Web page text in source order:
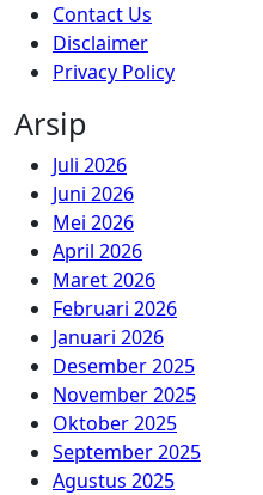
Contact Us
Disclaimer
Privacy Policy
Arsip
Juli 2026
Juni 2026
Mei 2026
April 2026
Maret 2026
Februari 2026
Januari 2026
Desember 2025
November 2025
Oktober 2025
September 2025
Agustus 2025